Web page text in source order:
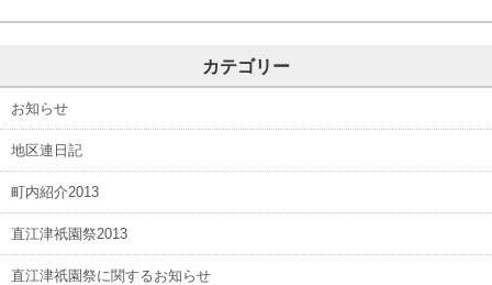
カテゴリー
お知らせ
地区連日記
町内紹介2013
直江津祇園祭2013
直江津祇園祭に関するお知らせ